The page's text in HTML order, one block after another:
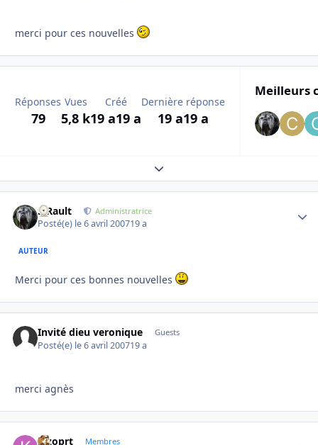
merci pour ces nouvelles
Réponses
79
Vues
5,8 k
Créé
19 a19 a
Dernière réponse
19 a19 a
Meilleurs
Expand topic overview
S.Rault Administratrice
Posté(e) le 6 avril 200719 a
AUTEUR
Merci pour ces bonnes nouvelles
Invité dieu veronique Guests
Posté(e) le 6 avril 200719 a
merci agnès
kizoprt Membres